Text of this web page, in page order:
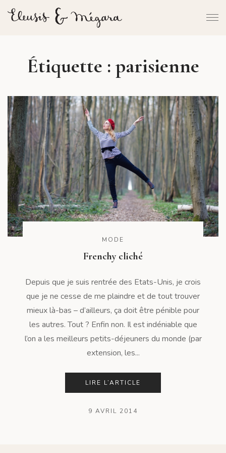
Étiquette :parisienne
MODE
Frenchy cliché
Depuis que je suis rentrée des Etats-Unis, je crois
que je ne cesse de me plaindre et de tout trouver
mieux là-bas – d’ailleurs, ça doit être pénible pour
les autres. Tout ? Enfin non. Il est indéniable que
l’on a les meilleurs petits-déjeuners du monde (par
extension, les...
LIRE L’ARTICLE
9 AVRIL 2014